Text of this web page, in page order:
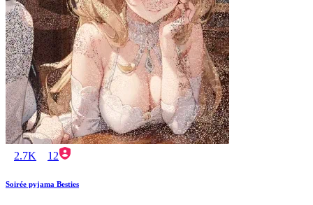
2.7K 12
Soirée pyjama Besties